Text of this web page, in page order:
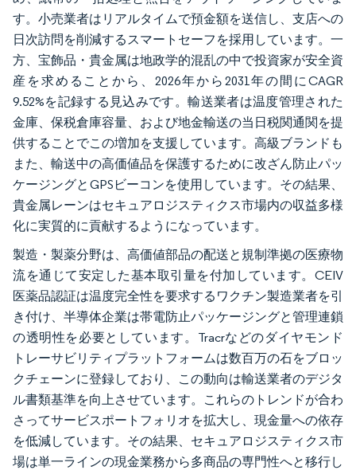
す。小売業者はリアルタイムで預金額を送信し、支店への
日次訪問を削減するスマートセーフを採用しています。一
方、宝飾品・貴金属は地政学的混乱の中で投資家が安全資
産を求めることから、2026年から2031年の間にCAGR
9.52%を記録する見込みです。輸送業者は温度管理された
金庫、保税倉庫容量、および地金輸送の当日税関通関を提
供することでこの増加を支援しています。高級ブランドも
また、輸送中の高価値品を保護するために改ざん防止パッ
ケージングとGPSビーコンを使用しています。その結果、
貴金属レーンはセキュアロジスティクス市場内の収益多様
化に実質的に貢献するようになっています。
製造・製薬分野は、高価値部品の配送と規制準拠の医療物
流を通じて安定した基本取引量を付加しています。CEIV
医薬品認証は温度完全性を要求するワクチン製造業者を引
き付け、半導体企業は帯電防止パッケージングと管理連鎖
の透明性を必要としています。Tracrなどのダイヤモンド
トレーサビリティプラットフォームは数百万の石をブロッ
クチェーンに登録しており、この動向は輸送業者のデジタ
ル書類基準を向上させています。これらのトレンドが合わ
さってサービスポートフォリオを拡大し、現金量への依存
を低減しています。その結果、セキュアロジスティクス市
場は単一ラインの現金業務から多商品の専門性へと移行し